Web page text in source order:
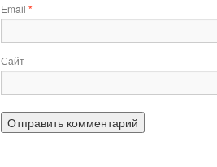
Email *
Сайт